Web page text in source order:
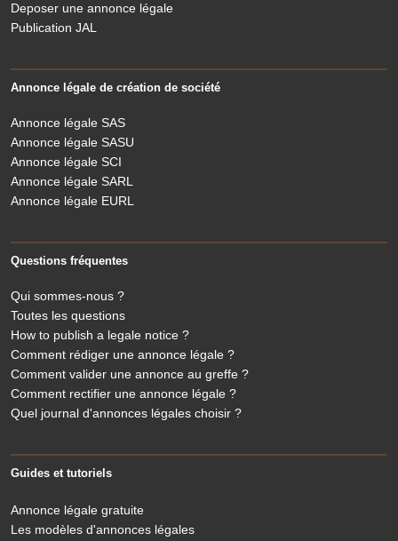
Deposer une annonce légale
Publication JAL
Annonce légale de création de société
Annonce légale SAS
Annonce légale SASU
Annonce légale SCI
Annonce légale SARL
Annonce légale EURL
Questions fréquentes
Qui sommes-nous ?
Toutes les questions
How to publish a legale notice ?
Comment rédiger une annonce légale ?
Comment valider une annonce au greffe ?
Comment rectifier une annonce légale ?
Quel journal d'annonces légales choisir ?
Guides et tutoriels
Annonce légale gratuite
Les modèles d'annonces légales